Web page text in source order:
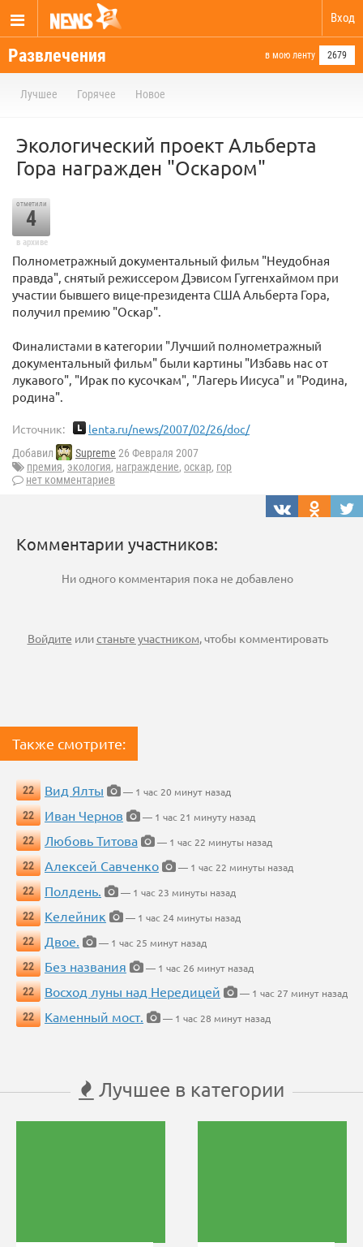
Вход
Развлечения в мою ленту 2679
Лучшее Горячее Новое
Экологический проект Альберта
Гора награжден "Оскаром"
отметили
4
в архиве
Полнометражный документальный фильм "Неудобная
правда", снятый режиссером Дэвисом Гуггенхаймом при
участии бывшего вице-президента США Альберта Гора,
получил премию "Оскар".
Финалистами в категории "Лучший полнометражный
документальный фильм" были картины "Избавь нас от
лукавого", "Ирак по кусочкам", "Лагерь Иисуса" и "Родина,
родина".
Источник: lenta.ru/news/2007/02/26/doc/
Добавил Supreme 26 Февраля 2007
премия, экология, награждение, оскар, гор
нет комментариев
Комментарии участников:
Ни одного комментария пока не добавлено
Войдите илистаньте участником, чтобы комментировать
Также смотрите:
22 Вид Ялты
— 1 час 20 минут назад
22
Иван Чернов
— 1 час 21 минуту назад
22
Любовь Титова
— 1 час 22 минуты назад
22
Алексей Савченко
— 1 час 22 минуты назад
22
Полдень.
— 1 час 23 минуты назад
22
Келейник
— 1 час 24 минуты назад
22
Двое.
— 1 час 25 минут назад
22
Без названия
— 1 час 26 минут назад
22
Восход луны над Нередицей
— 1 час 27 минут назад
22
Каменный мост. — 1 час 28 минут назад
Лучшее в категории